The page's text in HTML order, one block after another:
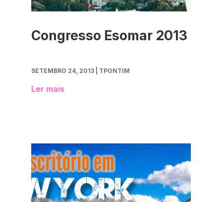
Congresso Esomar 2013
SETEMBRO 24, 2013 | TPONTIM
Ler mais